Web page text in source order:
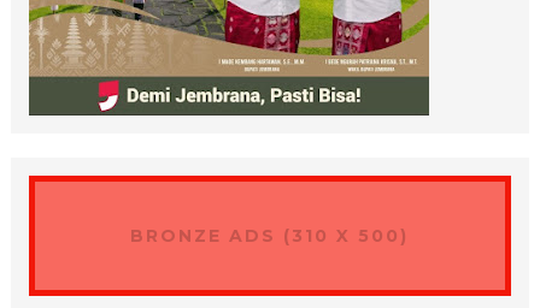
BRONZE ADS (310 X 500)